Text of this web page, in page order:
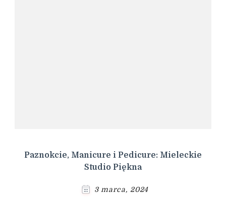
Paznokcie, Manicure i Pedicure: Mieleckie
Studio Piękna
3 marca, 2024